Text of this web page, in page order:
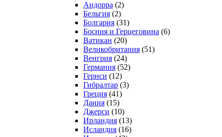
Андорра (2)
Бельгия (2)
Болгария (31)
Босния и Герцеговина (6)
Ватикан (20)
Великобритания (51)
Венгрия (24)
Германия (52)
Гернси (12)
Гибралтар (3)
Греция (41)
Дания (15)
Джерси (10)
Ирландия (13)
Исландия (16)